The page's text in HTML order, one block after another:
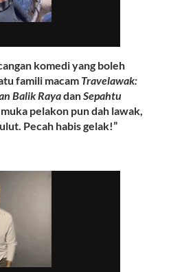
komedi yang boleh
famili macam Travelawak:
Balik RayadanSepahtu
pelakon pun dah lawak,
Pecah habis gelak!”